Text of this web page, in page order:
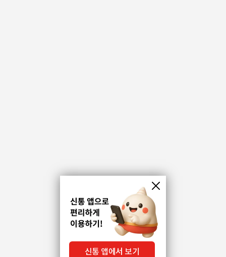
신통 앱에서 보기